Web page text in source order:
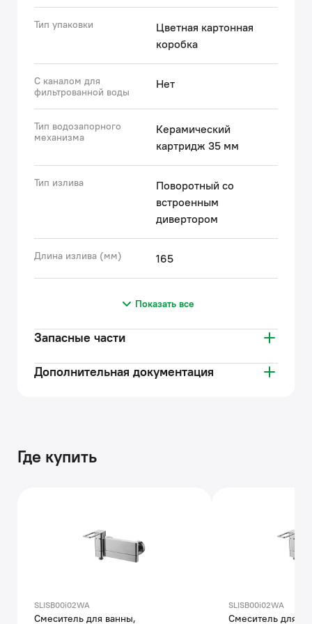
Тип упаковки
Цветная картонная
коробка
С каналом для
фильтрованной воды
Нет
Тип водозапорного
механизма
Керамический
картридж 35 мм
Тип излива
Поворотный со
встроенным
дивертором
Длина излива (мм) 165
Показать все
Запасные части
Дополнительная документация
Где купить
SLISB00i02WA
Смеситель для ванны,
SLISB00i02WA
Смеситель для